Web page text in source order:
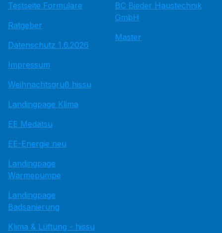
Testseite Formulare
Ratgeber
Datenschutz 1.6.2026
Impressum
Weihnachtsgruß hissu
Landingpage Klima
EE Medatsu
EE-Energie neu
Landingpage
Wärmepumpe
Landingpage
Badsanierung
Klima & Lüftung - hissu
BC Bieder Haustechnik
GmbH
Master